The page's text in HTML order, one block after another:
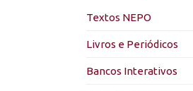
Textos NEPO
Livros e Periódicos
Bancos Interativos